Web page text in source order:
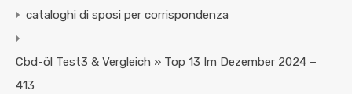
cataloghi di sposi per corrispondenza
Cbd-öl Test3 & Vergleich » Top 13 Im Dezember 2024 –
413